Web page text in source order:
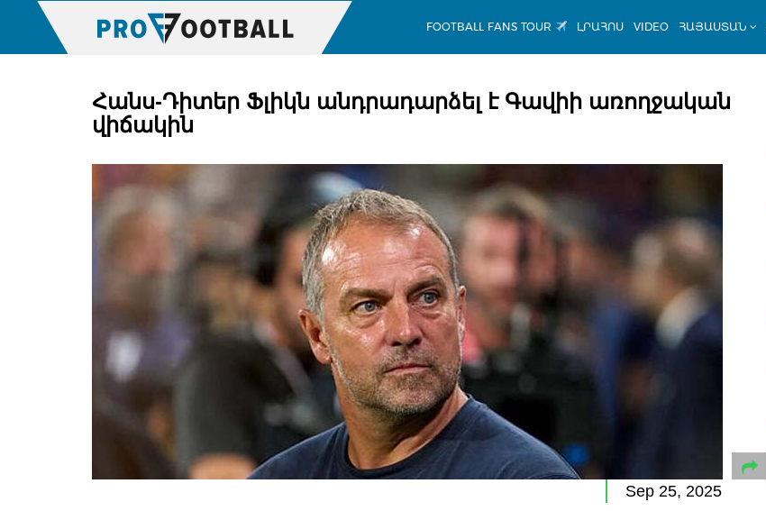
FOOTBALL FANS TOUR ԼՐԱՀՈՍ VIDEO ՀԱՅԱՍՏԱՆ
Հանս-Դիտեր Ֆլիկն անդրադարձել է Գավիի առողջական
վիճակին
Sep 25, 2025